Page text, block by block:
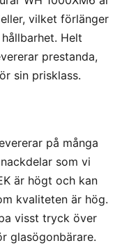
vilket förlänger
Helt
prestanda,
sin prisklass.
på många
som vi
är högt och kan
kvaliteten är hög.
visst tryck över
glasögonbärare.